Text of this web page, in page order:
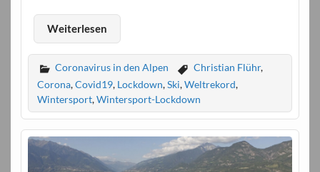
Weiterlesen
Coronavirus in den Alpen Christian Flühr,
Corona,Covid19, Lockdown,Ski,Weltrekord,
Wintersport,Wintersport-Lockdown